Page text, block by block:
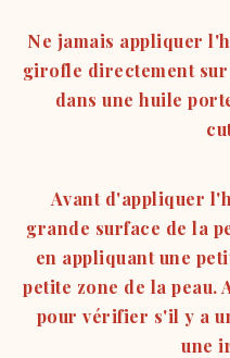
Ne jamais appliquer
girofle directement
dans une huile
Avant d'appliquer
grande surface de la
en appliquant une
petite zone de la peau.
pour vérifier s'il y a
une